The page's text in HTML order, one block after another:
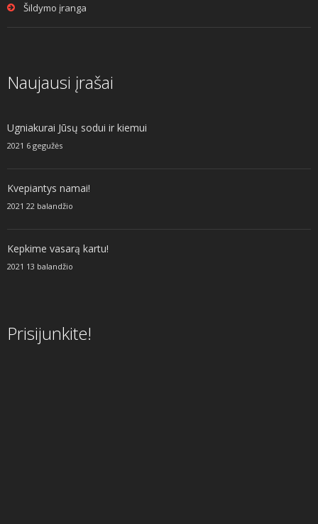
Šildymo įranga
Naujausi įrašai
Ugniakurai Jūsų sodui ir kiemui
2021 6 gegužės
Kvepiantys namai!
2021 22 balandžio
Kepkime vasarą kartu!
2021 13 balandžio
Prisijunkite!